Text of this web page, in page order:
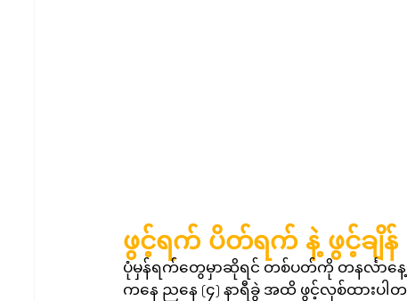
ဖွင့်ရက် ပိတ်ရက် နဲ့ ဖွင့်ချိန်
ပုံမှန်ရက်တွေမှာဆိုရင် တစ်ပတ်ကို တနင်္လာနေ့
ကနေ ညနေ (၄) နာရီခွဲ အထိ ဖွင့်လှစ်ထား